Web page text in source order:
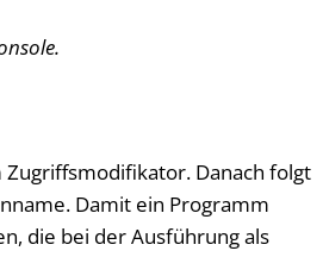
Danach folgt
Damit ein Programm
die bei der Ausführung als